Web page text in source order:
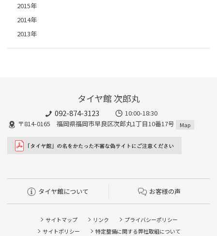
2015年
2014年
2013年
タイヤ館 次郎丸
092-874-3123
10:00-18:30
〒814-0165 福岡県福岡市早良区次郎丸1丁目10番17号
Map
タイヤ館について お客様の声
サイトマップ リンク
プライバシーポリシー
サイトポリシー
特定整備に関する弊社取組について